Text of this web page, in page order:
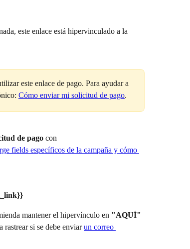
este enlace está hipervinculado a la
este enlace de pago. Para ayudar a
Cómo enviar mi solicitud de pago.
de pago con
fields específicos de la campaña y cómo
mantener el hipervínculo en "AQUÍ"
rastrear si se debe enviar un correo